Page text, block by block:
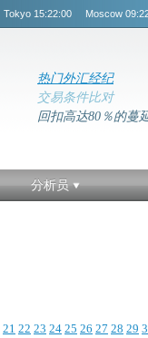
Tokyo 15:22:00 Moscow
热门外汇经纪
交易条件比对
回扣高达80％的蔓
分析员
21 22 23 24 25 26 27 28 29